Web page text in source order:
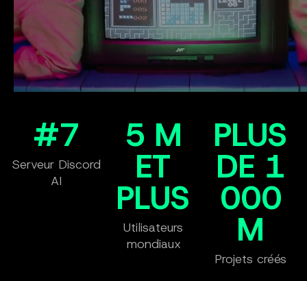
#7
Serveur Discord
AI
5 M
ET
PLUS
Utilisateurs
mondiaux
PLUS
DE 1
000
M
Projets créés